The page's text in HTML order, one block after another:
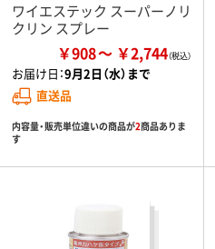
ワイエステック スーパーノリ
クリン スプレー
￥908 ￥2,744
お届け日：9月2日（水）まで
直送品
内容量・販売単位違いの商品が2商品ありま
す